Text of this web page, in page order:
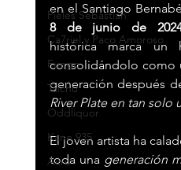
Pieles Sebastian
Ca7riel y Paco Amoroso
Fuego
Taichu
Oddliquor
Kane 935
Acru
en el Santiago
8 de junio de
histórica marca un
consolidándolo como
generación después
River Plate en tan solo
El joven artista ha
toda una generación